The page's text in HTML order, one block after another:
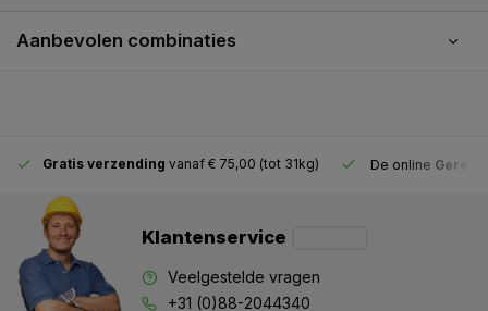
Aanbevolen combinaties
Gratis verzending vanaf € 75,00 (tot 31kg) De online
Klantenservice
Veelgestelde vragen
+31 (0)88-2044340